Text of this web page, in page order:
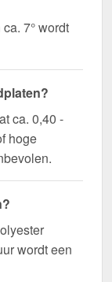
7° wordt
ca. 0,40 -
hoge
wordt een